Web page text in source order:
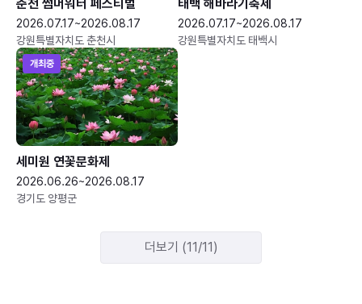
춘천 썸머워터 페스티벌
2026.07.17~2026.08.17
강원특별자치도 춘천시
태백 해바라기축제
2026.07.17~2026.08.17
강원특별자치도 태백시
개최중
세미원 연꽃문화제
2026.06.26~2026.08.17
경기도 양평군
더보기 (11/11)